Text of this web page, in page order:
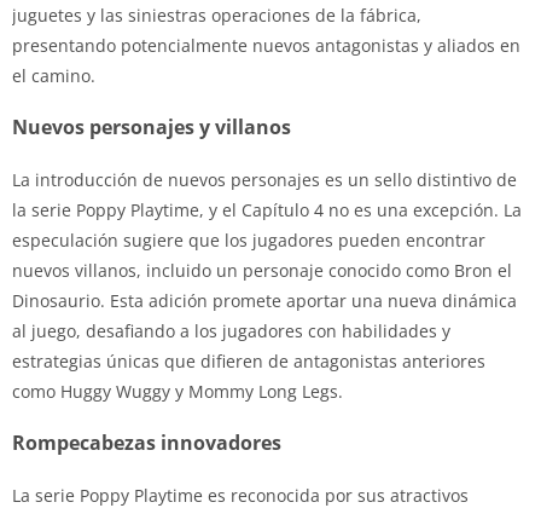
juguetes y las siniestras operaciones de la fábrica,
presentando potencialmente nuevos antagonistas y aliados en
el camino.
Nuevos personajes y villanos
La introducción de nuevos personajes es un sello distintivo de
la serie Poppy Playtime, y el Capítulo 4 no es una excepción. La
especulación sugiere que los jugadores pueden encontrar
nuevos villanos, incluido un personaje conocido como Bron el
Dinosaurio. Esta adición promete aportar una nueva dinámica
al juego, desafiando a los jugadores con habilidades y
estrategias únicas que difieren de antagonistas anteriores
como Huggy Wuggy y Mommy Long Legs.
Rompecabezas innovadores
La serie Poppy Playtime es reconocida por sus atractivos